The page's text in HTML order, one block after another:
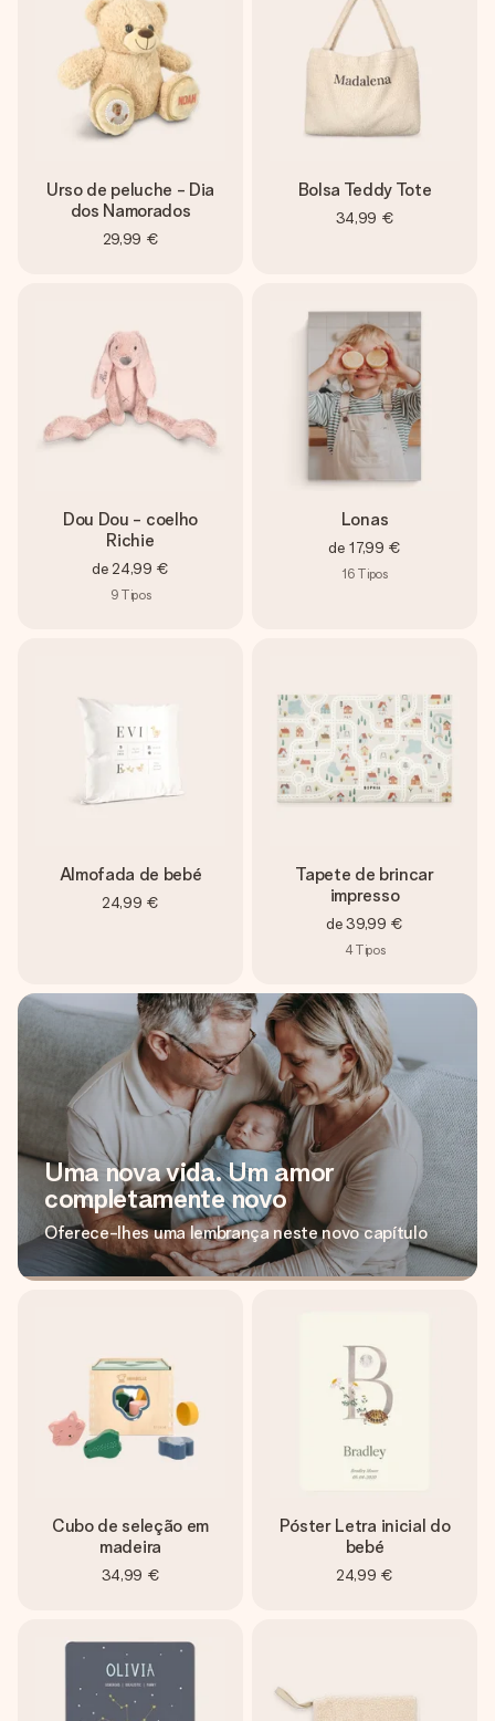
Urso de peluche - Dia
dos Namorados
29,99 €
Bolsa Teddy Tote
34,99 €
Dou Dou - coelho
Richie
de 24,99 €
9 Tipos
Lonas
de 17,99 €
16 Tipos
Almofada de bebé
24,99 €
Tapete de brincar
impresso
de 39,99 €
4Tipos
Uma nova vida. Um amor
completamente novo
Oferece-lhes uma lembrança neste novo capítulo
Cubo de seleção em
madeira
34,99 €
Póster Letra inicial do
bebé
24,99 €